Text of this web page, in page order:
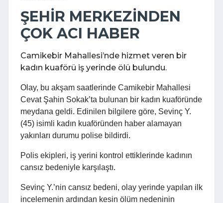
ŞEHİR MERKEZİNDEN
ÇOK ACI HABER
Camikebir Mahallesi’nde hizmet veren bir
kadın kuaförü iş yerinde ölü bulundu.
Olay, bu akşam saatlerinde Camikebir Mahallesi
Cevat Şahin Sokak’ta bulunan bir kadın kuaföründe
meydana geldi. Edinilen bilgilere göre, Sevinç Y.
(45) isimli kadın kuaföründen haber alamayan
yakınları durumu polise bildirdi.
Polis ekipleri, iş yerini kontrol ettiklerinde kadının
cansız bedeniyle karşılaştı.
Sevinç Y.’nin cansız bedeni, olay yerinde yapılan ilk
incelemenin ardından kesin ölüm nedeninin